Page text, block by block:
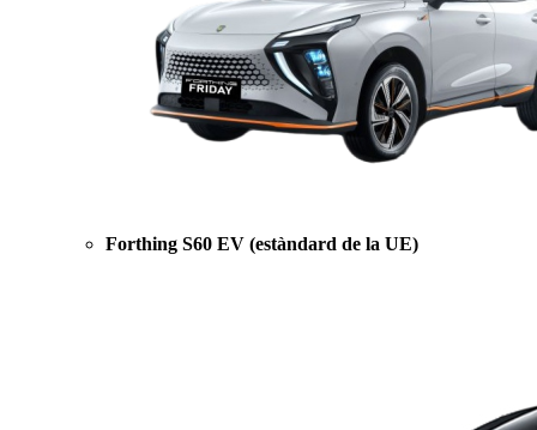
Forthing S60 EV (estàndard de la UE)